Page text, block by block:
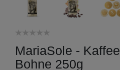
MariaSole -
Bohne 250g